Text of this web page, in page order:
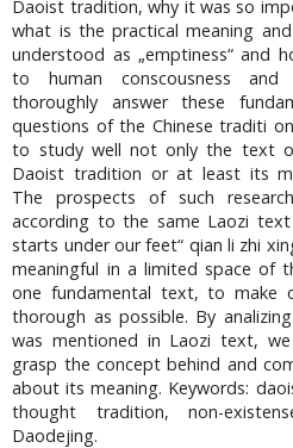
Daoist tradition, why it was so
what is the practical meaning
understood as „emptiness“ and
to human conscousness
thoroughly answer these
questions of the Chinese traditi
to study well not only the text
Daoist tradition or at least its
The prospects of such
according to the same Laozi
starts under our feet“ qian li zhi
meaningful in a limited space of
one fundamental text, to make
thorough as possible. By
was mentioned in Laozi text,
grasp the concept behind and
about its meaning. Keywords:
thought tradition, non-
Daodejing.